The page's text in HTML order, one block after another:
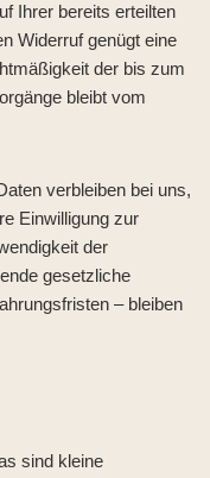
Ihrer bereits erteilten
Widerruf genügt eine
der bis zum
bleibt vom
verbleiben bei uns,
Einwilligung zur
der
gesetzliche
– bleiben
sind kleine